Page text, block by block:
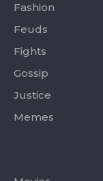
Fashion
Feuds
Fights
Gossip
Justice
Memes